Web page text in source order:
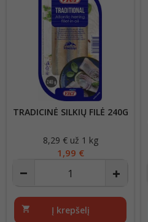
TRADICINĖ SILKIŲ FILĖ 240G
Kaina
8,29 € už 1 kg
1,99 €
shopping_cart Į krepšelį